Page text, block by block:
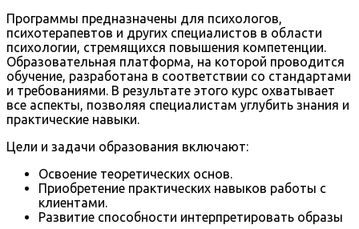
Программы предназначены для психологов,
психотерапевтов и других специалистов в области
психологии, стремящихся повышения компетенции.
Образовательная платформа, на которой проводится
обучение, разработана в соответствии со стандартами
и требованиями. В результате этого курс охватывает
все аспекты, позволяя специалистам углубить знания и
практические навыки.
Цели и задачи образования включают:
Освоение теоретических основ.
Приобретение практических навыков работы с
клиентами.
Развитие способности интерпретировать образы